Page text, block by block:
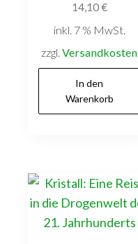
14,10€
inkl. 7 % MwSt.
zzgl.Versandkosten
In den
Warenkorb